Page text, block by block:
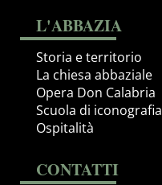
L'ABBAZIA
Storia e territorio
La chiesa abbaziale
Opera Don Calabria
Scuola di iconografia
Ospitalità
CONTATTI